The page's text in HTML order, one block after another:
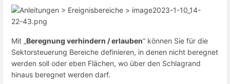
Mit „Beregnung verhindern / erlauben“ können Sie für die
Sektorsteuerung Bereiche definieren, in denen nicht beregnet
werden soll oder eben Flächen, wo über den Schlagrand
hinaus beregnet werden darf.